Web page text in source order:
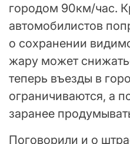
городом 90км/час.
автомобилистов
о сохранении
жару может
теперь въезды в
ограничиваются, а
заранее
Поговорили и о